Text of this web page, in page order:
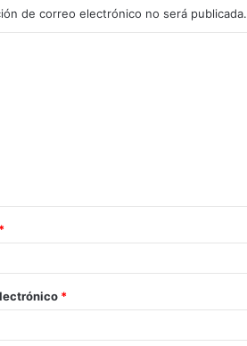
de correo electrónico no será publicada.
*
*